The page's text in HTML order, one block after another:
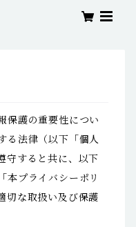
保護の重要性につい
る法律（以下「個人
守すると共に、以下
本プライバシーポリ
切な取扱い及び保護